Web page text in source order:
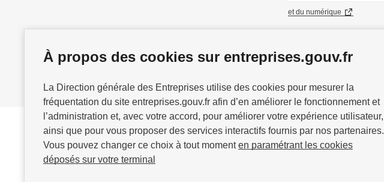
À propos des cookies sur entreprises.gouv.fr
La Direction générale des Entreprises utilise des cookies pour mesurer la
fréquentation du site entreprises.gouv.fr afin d’en améliorer le fonctionnement et
l’administration et, avec votre accord, pour améliorer votre expérience utilisateur,
ainsi que pour vous proposer des services interactifs fournis par nos partenaires.
Vous pouvez changer ce choix à tout momenten paramétrant les cookies
déposés sur votre terminal
et du numérique
Conseil national du commerce
GOUVERNEMENT